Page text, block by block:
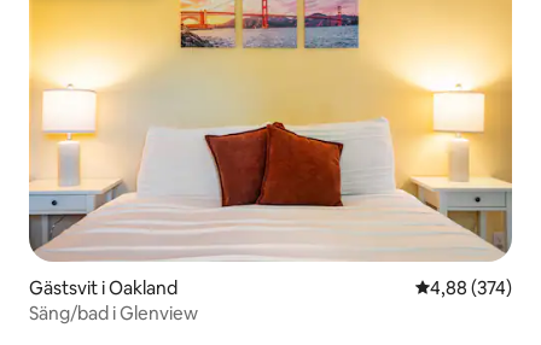
Gästsvit i Oakland 4,88 av 5 i
4,88 (374)
Säng/bad i Glenview